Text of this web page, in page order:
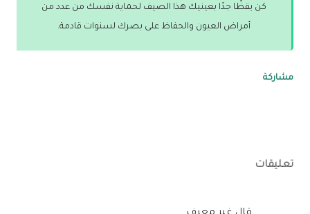
كن يقظًا جدًا بعينيك هذا الصيف لحماية نفسك من عدد من
أمراض العيون والحفاظ على بصرك لسنوات قادمة.
مشاركة
تعليقات